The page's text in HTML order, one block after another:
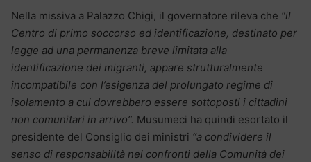
Nella missiva a Palazzo Chigi, il governatore rileva che “il
Centro di primo soccorso ed identificazione, destinato per
legge ad una permanenza breve limitata alla
identificazione dei migranti, appare strutturalmente
incompatibile con l’esigenza del prolungato regime di
isolamento a cui dovrebbero essere sottoposti i cittadini
non comunitari in arrivo”. Musumeci ha quindi esortato il
presidente del Consiglio dei ministri “a condividere il
senso di responsabilità nei confronti della Comunità dei